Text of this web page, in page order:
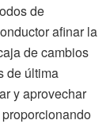
de
afinar la
de cambios
de última
y aprovechar